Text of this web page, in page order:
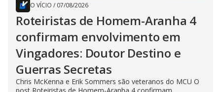
O VÍCIO / 07/08/2026
Roteiristas de Homem-Aranha 4
confirmam envolvimento em
Vingadores: Doutor Destino e
Guerras Secretas
Chris McKenna e Erik Sommers são veteranos do MCU O